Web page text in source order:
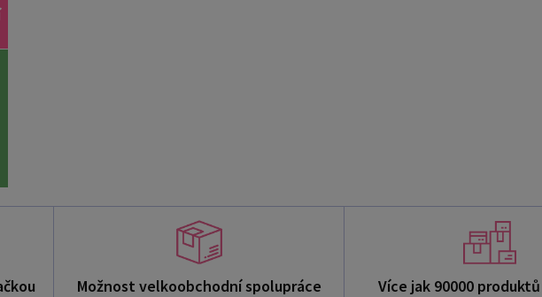
Možnost velkoobchodní spolupráce Více jak 90000